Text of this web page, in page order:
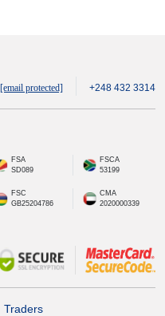
[email protected] +248 432 3314
FSA
SD089
FSCA
53199
FSC
GB25204786
CMA
2020000339
Traders